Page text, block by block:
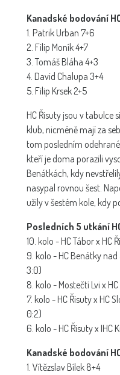
Kanadské bodování
1. Patrik Urban 7+6
2. Filip Moník 4+7
3. Tomáš Bláha 4+3
4. David Chalupa 3+4
5. Filip Krsek 2+5
HC Řisuty jsou v tabulce
klub, nicméně mají za
tom posledním
kteří je doma porazili
Benátkách, kdy
nasypal rovnou šest.
užily v šestém kole, kdy
Posledních 5 utkání
10. kolo - HC Tábor x HC
9. kolo - HC Benátky
3:0)
8. kolo - Mostečtí Lvi x
7. kolo - HC Řisuty x HC
0:2)
6. kolo - HC Řisuty x IHC
Kanadské bodování
1. Vítězslav Bílek 8+4